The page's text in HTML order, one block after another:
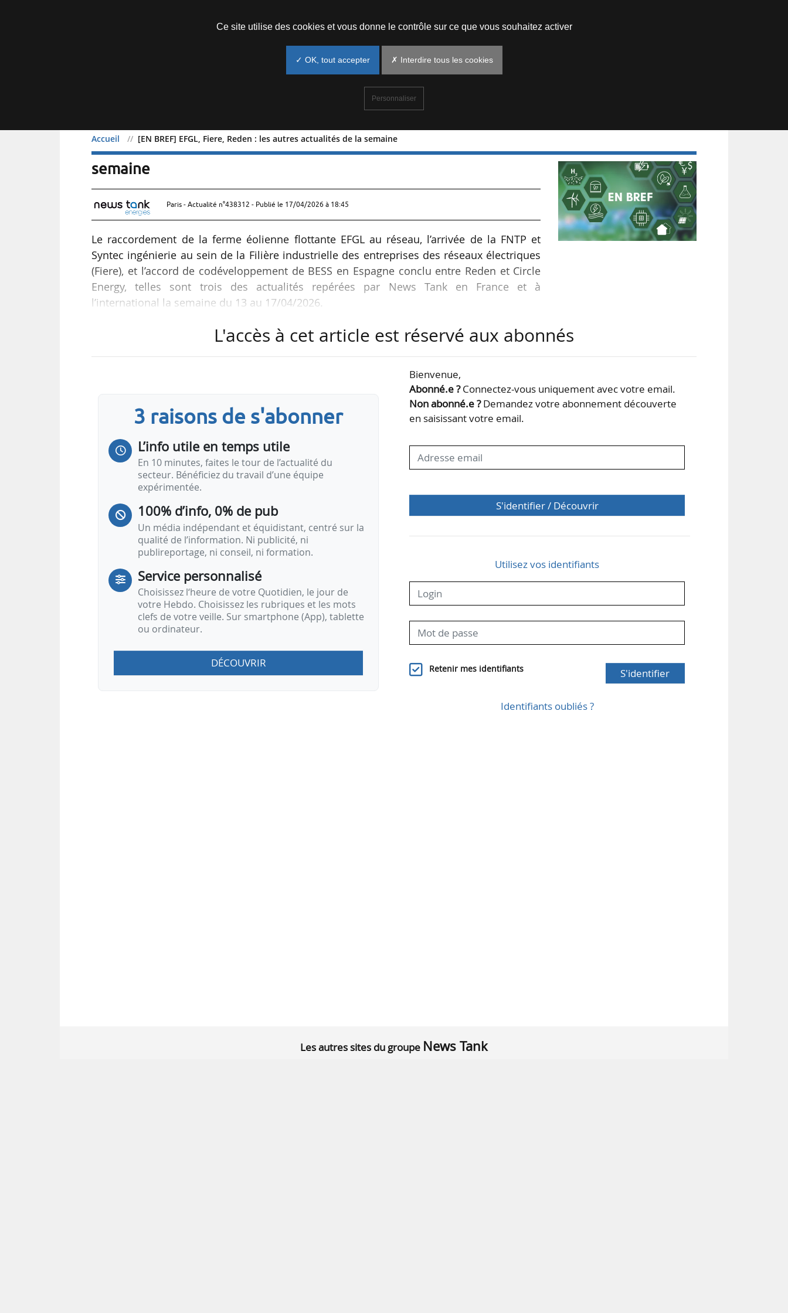
Accueil [EN BREF] EFGL, Fiere, Reden : les autres actualités de la semaine
[EN BREF] EFGL, Fiere, Reden : les autres actualités de la
semaine
Paris - Actualité n°438312 - Publié le 17/04/2026 à 18:45
Le raccordement de la ferme éolienne flottante EFGL au réseau, l’arrivée de la FNTP et
Syntec ingénierie au sein de la Filière industrielle des entreprises des réseaux électriques
(Fiere), et l’accord de codéveloppement de BESS en Espagne conclu entre Reden et Circle
Energy, telles sont trois des actualités repérées par News Tank en France et à
l’international la semaine du 13 au 17/04/2026.
Gouvernance
Efficacité énergétique : création d’un pôle « Entreprises & Collectivités » parEffy
Effy crée un pôle « Entreprises & Collectivités » dans le cadre du développement de son…
L'accès à cet article est réservé aux abonnés
3 raisons de s'abonner
L’info utile en temps utile
En 10 minutes, faites le tour de l’actualité du
secteur. Bénéficiez du travail d’une équipe
expérimentée.
100% d’info, 0% de pub
Un média indépendant et équidistant, centré sur la
qualité de l’information. Ni publicité, ni
publireportage, ni conseil, ni formation.
Service personnalisé
Choisissez l‘heure de votre Quotidien, le jour de
votre Hebdo. Choisissez les rubriques et les mots
clefs de votre veille. Sur smartphone (App), tablette
ou ordinateur.
DÉCOUVRIR
Bienvenue,
Abonné.e ?Connectez-vous uniquement avec votre email.
Non abonné.e ?Demandez votre abonnement découverte
en saisissant votre email.
S'identifier / Découvrir
Utilisez vos identifiants
Retenir mes identifiants S'identifier
Identifiants oubliés ?
Les autres sites du groupe News Tank
Ce site utilise des cookies et vous donne le contrôle sur ce que vous souhaitez activer
✓ OK, tout accepter ✗ Interdire tous les cookies
Personnaliser